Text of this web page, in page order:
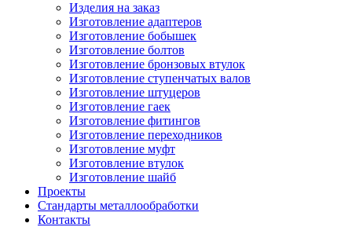
Изделия на заказ
Изготовление адаптеров
Изготовление бобышек
Изготовление болтов
Изготовление бронзовых втулок
Изготовление ступенчатых валов
Изготовление штуцеров
Изготовление гаек
Изготовление фитингов
Изготовление переходников
Изготовление муфт
Изготовление втулок
Изготовление шайб
Проекты
Стандарты металлообработки
Контакты